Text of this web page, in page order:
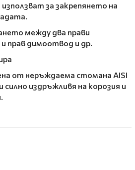
за закрепянето на
между два прави
прав димоотвод и др.
от неръждаема стомана AISI
силно издръжливя на корозия и